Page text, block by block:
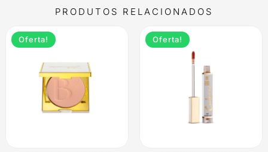
PRODUTOS RELACIONADOS
Oferta! Oferta!